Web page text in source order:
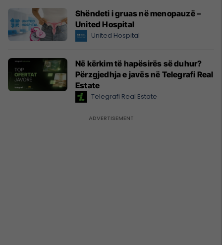
Shëndeti i gruas në menopauzë –
United Hospital
United Hospital
Në kërkim të hapësirës së duhur?
Përzgjedhja e javës në Telegrafi Real
Estate
Telegrafi Real Estate